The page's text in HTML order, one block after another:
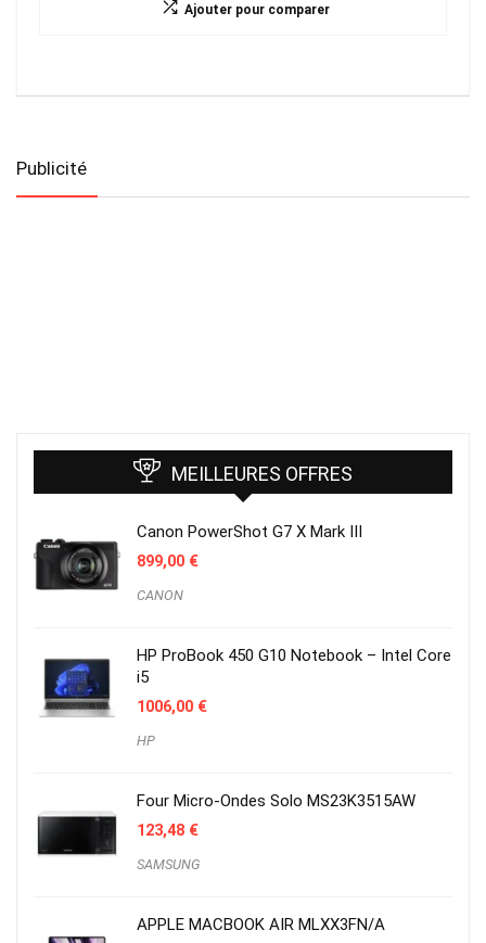
Ajouter pour comparer
Publicité
MEILLEURES OFFRES
Canon PowerShot G7 X Mark III
899,00 €
CANON
HP ProBook 450 G10 Notebook – Intel Core
i5
1006,00 €
HP
Four Micro-Ondes Solo MS23K3515AW
123,48 €
SAMSUNG
APPLE MACBOOK AIR MLXX3FN/A